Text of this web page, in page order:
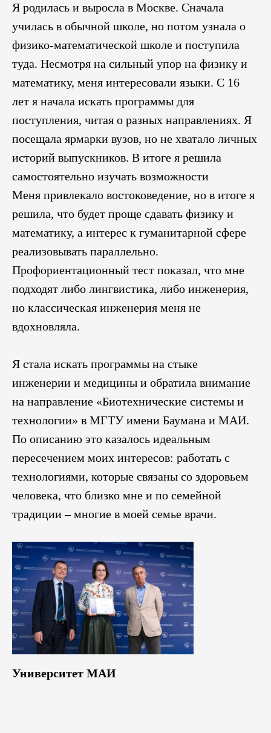
Я родилась и выросла в Москве. Сначала
училась в обычной школе, но потом узнала о
физико-математической школе и поступила
туда. Несмотря на сильный упор на физику и
математику, меня интересовали языки. С 16
лет я начала искать программы для
поступления, читая о разных направлениях. Я
посещала ярмарки вузов, но не хватало личных
историй выпускников. В итоге я решила
самостоятельно изучать возможности
Меня привлекало востоковедение, но в итоге я
решила, что будет проще сдавать физику и
математику, а интерес к гуманитарной сфере
реализовывать параллельно.
Профориентационный тест показал, что мне
подходят либо лингвистика, либо инженерия,
но классическая инженерия меня не
вдохновляла.
Я стала искать программы на стыке
инженерии и медицины и обратила внимание
на направление «Биотехнические системы и
технологии» в МГТУ имени Баумана и МАИ.
По описанию это казалось идеальным
пересечением моих интересов: работать с
технологиями, которые связаны со здоровьем
человека, что близко мне и по семейной
традиции – многие в моей семье врачи.
Университет МАИ